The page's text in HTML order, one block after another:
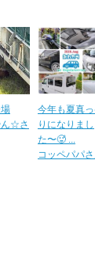
☆さ
今年も夏真
りになりまし
た〜🥵 ...
コッペパパ